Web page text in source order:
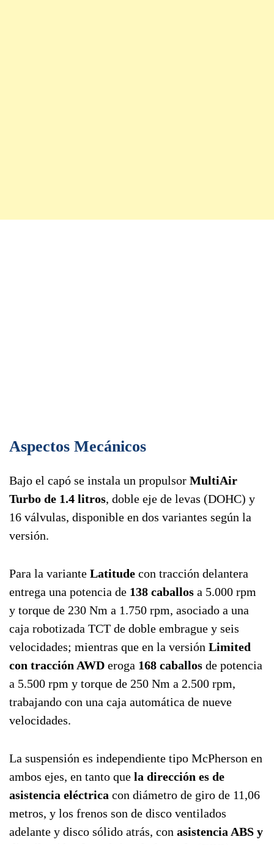
Aspectos Mecánicos
Bajo el capó se instala un propulsor MultiAir
Turbo de 1.4 litros, doble eje de levas (DOHC) y
16 válvulas, disponible en dos variantes según la
versión.
Para la variante Latitude con tracción delantera
entrega una potencia de 138 caballos a 5.000 rpm
y torque de 230 Nm a 1.750 rpm, asociado a una
caja robotizada TCT de doble embrague y seis
velocidades; mientras que en la versión Limited
con tracción AWD eroga 168 caballos de potencia
a 5.500 rpm y torque de 250 Nm a 2.500 rpm,
trabajando con una caja automática de nueve
velocidades.
La suspensión es independiente tipo McPherson en
ambos ejes, en tanto que la dirección es de
asistencia eléctrica con diámetro de giro de 11,06
metros, y los frenos son de disco ventilados
adelante y disco sólido atrás, con asistencia ABS y